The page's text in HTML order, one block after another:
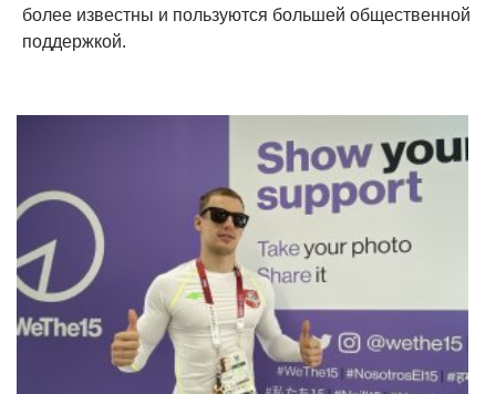
более известны и пользуются большей общественной
поддержкой.